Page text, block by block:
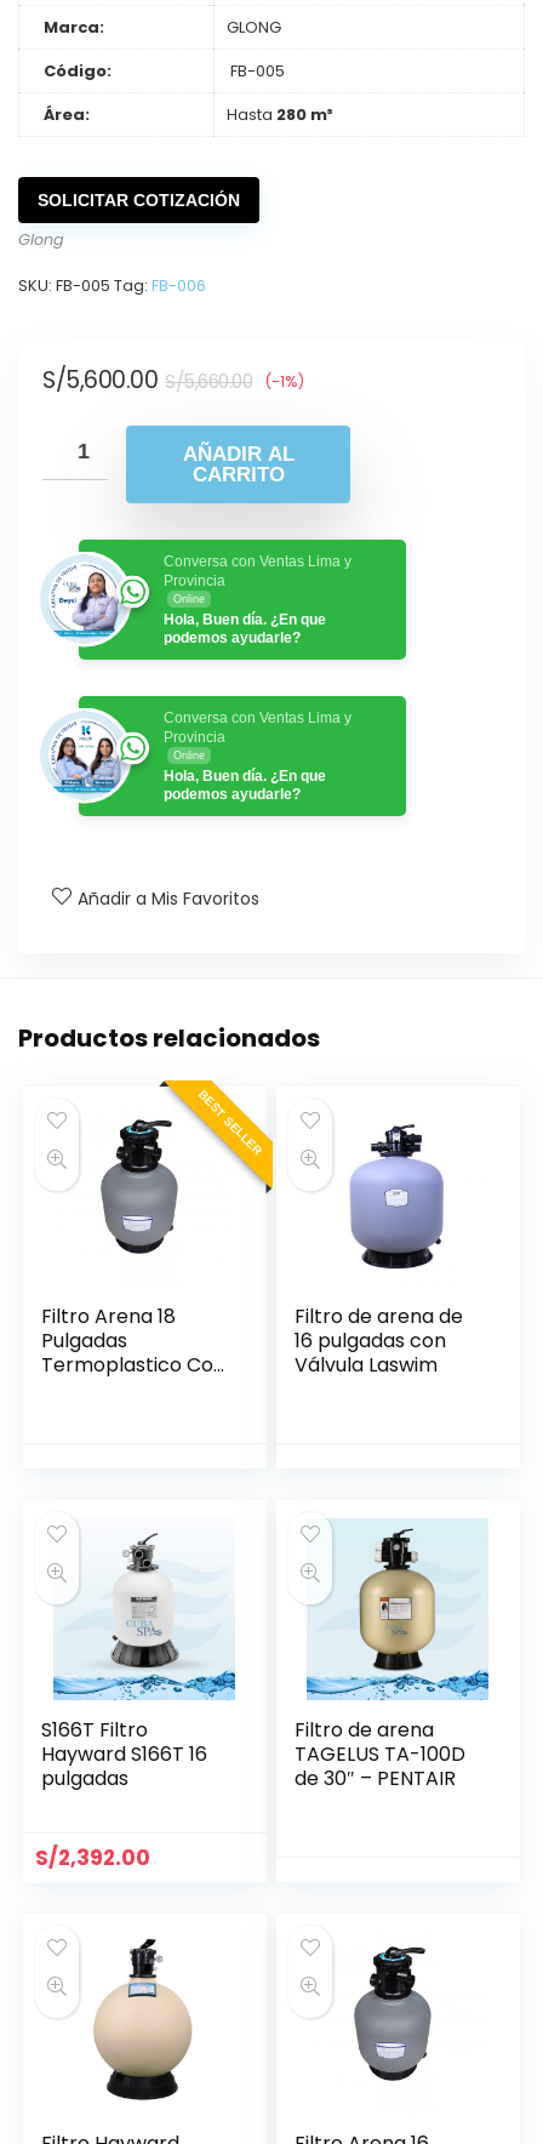
Marca:
GLONG
Código:
FB-005
Área:
Hasta 280 m³
SOLICITAR COTIZACIÓN
Glong
SKU: FB-005 Tag: FB-006
S/5,660.00
S/5,600.00 (-1%)
AÑADIR AL
CARRITO
Conversa con Ventas Lima y
Provincia
Online
Hola, Buen día. ¿En que
podemos ayudarle?
Conversa con Ventas Lima y
Provincia
Online
Hola, Buen día. ¿En que
podemos ayudarle?
Añadir a Mis Favoritos
Productos relacionados
BEST SELLER
Filtro Arena 18
Pulgadas
Termoplastico Con
Filtro de arena de
16 pulgadas con
Válvula Laswim
S166T Filtro
Hayward S166T 16
pulgadas
S/2,392.00
Filtro de arena
TAGELUS TA-100D
de 30″ – PENTAIR